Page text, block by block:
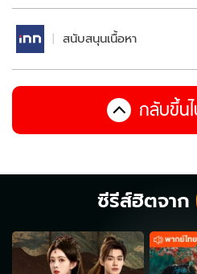
สนับสนุนเนื้อหา
กลับขึ้น
ซีรีส์ฮิตจาก